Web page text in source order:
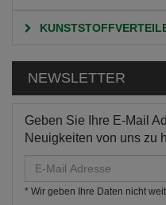
NEWSLETTER
Geben Sie Ihre E-Mail
Neuigkeiten von uns zu
Mail
Adresse
* Wir geben Ihre Daten nicht